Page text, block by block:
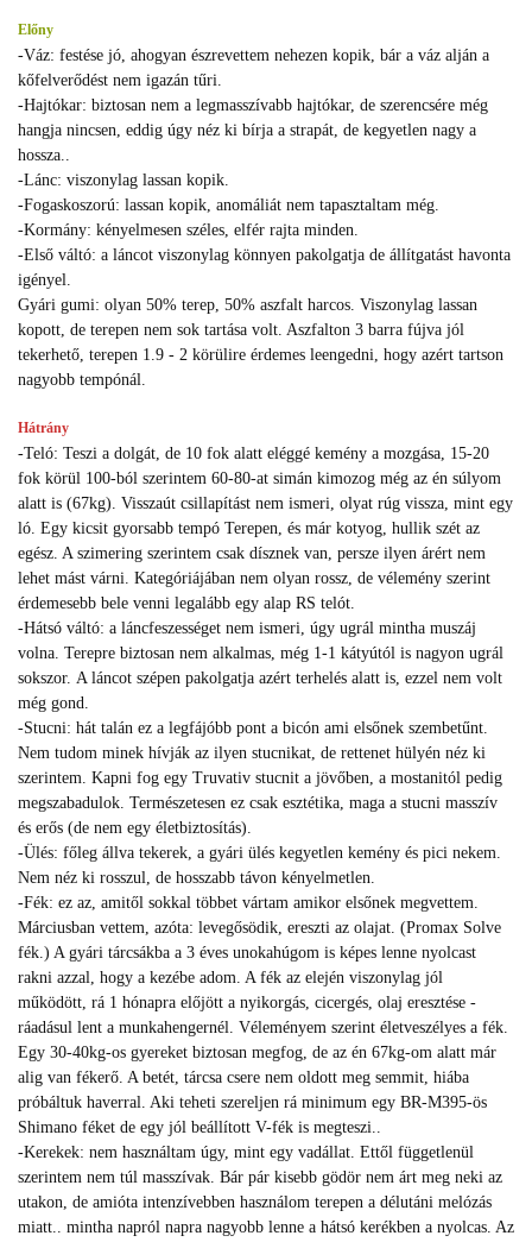
Előny
-Váz: festése jó, ahogyan észrevettem nehezen kopik, bár a váz alján a
kőfelverődést nem igazán tűri.
-Hajtókar: biztosan nem a legmasszívabb hajtókar, de szerencsére még
hangja nincsen, eddig úgy néz ki bírja a strapát, de kegyetlen nagy a
hossza..
-Lánc: viszonylag lassan kopik.
-Fogaskoszorú: lassan kopik, anomáliát nem tapasztaltam még.
-Kormány: kényelmesen széles, elfér rajta minden.
-Első váltó: a láncot viszonylag könnyen pakolgatja de állítgatást havonta
igényel.
Gyári gumi: olyan 50% terep, 50% aszfalt harcos. Viszonylag lassan
kopott, de terepen nem sok tartása volt. Aszfalton 3 barra fújva jól
tekerhető, terepen 1.9 - 2 körülire érdemes leengedni, hogy azért tartson
nagyobb tempónál.
Hátrány
-Teló: Teszi a dolgát, de 10 fok alatt eléggé kemény a mozgása, 15-20
fok körül 100-ból szerintem 60-80-at simán kimozog még az én súlyom
alatt is (67kg). Visszaút csillapítást nem ismeri, olyat rúg vissza, mint egy
ló. Egy kicsit gyorsabb tempó Terepen, és már kotyog, hullik szét az
egész. A szimering szerintem csak dísznek van, persze ilyen árért nem
lehet mást várni. Kategóriájában nem olyan rossz, de vélemény szerint
érdemesebb bele venni legalább egy alap RS telót.
-Hátsó váltó: a láncfeszességet nem ismeri, úgy ugrál mintha muszáj
volna. Terepre biztosan nem alkalmas, még 1-1 kátyútól is nagyon ugrál
sokszor. A láncot szépen pakolgatja azért terhelés alatt is, ezzel nem volt
még gond.
-Stucni: hát talán ez a legfájóbb pont a bicón ami elsőnek szembetűnt.
Nem tudom minek hívják az ilyen stucnikat, de rettenet hülyén néz ki
szerintem. Kapni fog egy Truvativ stucnit a jövőben, a mostanitól pedig
megszabadulok. Természetesen ez csak esztétika, maga a stucni masszív
és erős (de nem egy életbiztosítás).
-Ülés: főleg állva tekerek, a gyári ülés kegyetlen kemény és pici nekem.
Nem néz ki rosszul, de hosszabb távon kényelmetlen.
-Fék: ez az, amitől sokkal többet vártam amikor elsőnek megvettem.
Márciusban vettem, azóta: levegősödik, ereszti az olajat. (Promax Solve
fék.) A gyári tárcsákba a 3 éves unokahúgom is képes lenne nyolcast
rakni azzal, hogy a kezébe adom. A fék az elején viszonylag jól
működött, rá 1 hónapra előjött a nyikorgás, cicergés, olaj eresztése -
ráadásul lent a munkahengernél. Véleményem szerint életveszélyes a fék.
Egy 30-40kg-os gyereket biztosan megfog, de az én 67kg-om alatt már
alig van fékerő. A betét, tárcsa csere nem oldott meg semmit, hiába
próbáltuk haverral. Aki teheti szereljen rá minimum egy BR-M395-ös
Shimano féket de egy jól beállított V-fék is megteszi..
-Kerekek: nem használtam úgy, mint egy vadállat. Ettől függetlenül
szerintem nem túl masszívak. Bár pár kisebb gödör nem árt meg neki az
utakon, de amióta intenzívebben használom terepen a délutáni melózás
miatt.. mintha napról napra nagyobb lenne a hátsó kerékben a nyolcas. Az